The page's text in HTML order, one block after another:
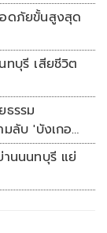
ดภัยขั้นสูงสุด
ทบุรี เสียชีวิต
ลับ 'บังเกอร์
านนนทบุรี แย่